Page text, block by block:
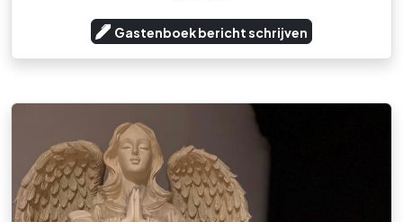
Gastenboek bericht schrijven